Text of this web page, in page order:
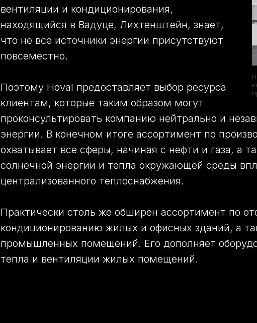
вентиляции и кондиционирования,
находящийся в Вадуце, Лихтенштейн, знает,
что не все источники энергии присутствуют
повсеместно.
Поэтому Hoval предоставляет выбор ресурса
клиентам, которые таким образом могут
проконсультировать компанию нейтрально и
энергии. В конечном итоге ассортимент по
охватывает все сферы, начиная с нефти и газа, а
солнечной энергии и тепла окружающей среды
централизованного теплоснабжения.
Практически столь же обширен ассортимент по
кондиционированию жилых и офисных зданий, а
промышленных помещений. Его дополняет
тепла и вентиляции жилых помещений.